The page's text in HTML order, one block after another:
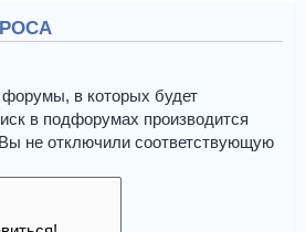
в которых будет
в подфорумах производится
не отключили соответствующую